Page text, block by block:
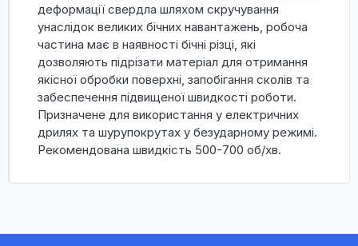
деформації свердла шляхом скручування
унаслідок великих бічних навантажень, робоча
частина має в наявності бічні різці, які
дозволяють підрізати матеріал для отримання
якісної обробки поверхні, запобігання сколів та
забеспечення підвищеної швидкості роботи.
Призначене для використання у електричних
дрилях та шурупокрутах у безударному режимі.
Рекомендована швидкість 500-700 об/хв.